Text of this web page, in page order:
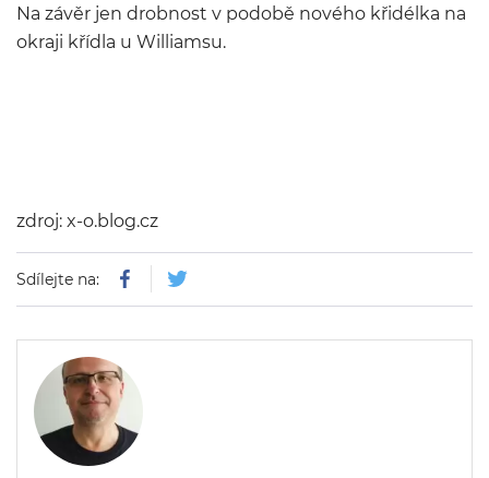
Na závěr jen drobnost v podobě nového křidélka na
okraji křídla u Williamsu.
zdroj: x-o.blog.cz
Sdílejte na: